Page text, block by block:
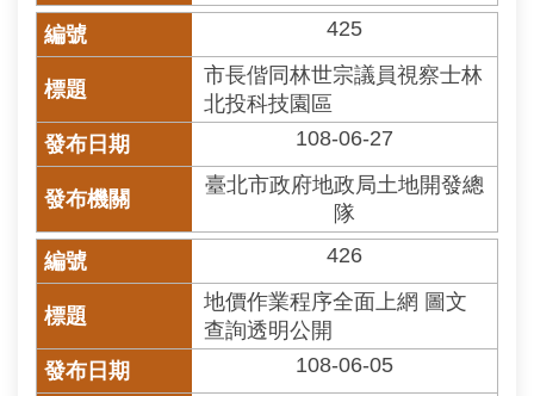
導
首
English
情
425
市長偕同林世宗議員視察士林
北投科技園區
108-06-27
臺北市政府地政局土地開發總
隊
426
地價作業程序全面上網 圖文
查詢透明公開
108-06-05